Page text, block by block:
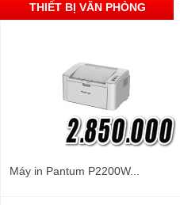
THIẾT BỊ VĂN PHÒNG
Máy in Pantum P2200W...